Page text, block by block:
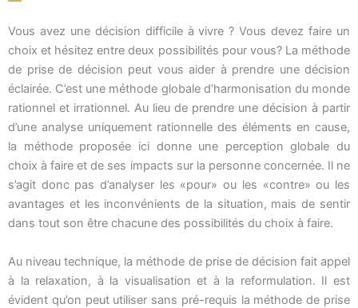
Vous avez une décision difficile à vivre ? Vous devez faire un
choix et hésitez entre deux possibilités pour vous? La méthode
de prise de décision peut vous aider à prendre une décision
éclairée. C’est une méthode globale d’harmonisation du monde
rationnel et irrationnel. Au lieu de prendre une décision à partir
d’une analyse uniquement rationnelle des éléments en cause,
la méthode proposée ici donne une perception globale du
choix à faire et de ses impacts sur la personne concernée. Il ne
s’agit donc pas d’analyser les «pour» ou les «contre» ou les
avantages et les inconvénients de la situation, mais de sentir
dans tout son être chacune des possibilités du choix à faire.
Au niveau technique, la méthode de prise de décision fait appel
à la relaxation, à la visualisation et à la reformulation. Il est
évident qu’on peut utiliser sans pré-requis la méthode de prise